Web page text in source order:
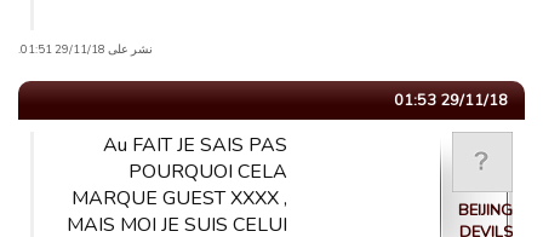
نشر على 29/11/18 01:51.
29/11/18 01:53
BEIJING
DEVILS
Au FAIT JE SAIS PAS
POURQUOI CELA
MARQUE GUEST XXXX ,
MAIS MOI JE SUIS CELUI